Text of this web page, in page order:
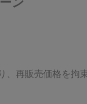
、再販売価格を拘